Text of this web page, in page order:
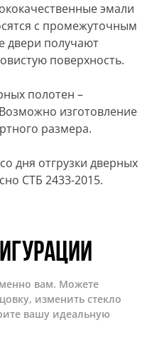
эмали
с промежуточным
двери получают
поверхность.
полотен –
изготовление
размера.
дня отгрузки дверных
СТБ 2433-2015.
вам. Можете
изменить стекло
вашу идеальную